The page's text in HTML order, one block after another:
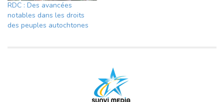
RDC : Des avancées
notables dans les droits
des peuples autochtones